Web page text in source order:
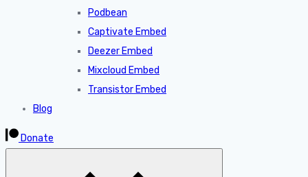
Podbean
Captivate Embed
Deezer Embed
Mixcloud Embed
Transistor Embed
Blog
Donate